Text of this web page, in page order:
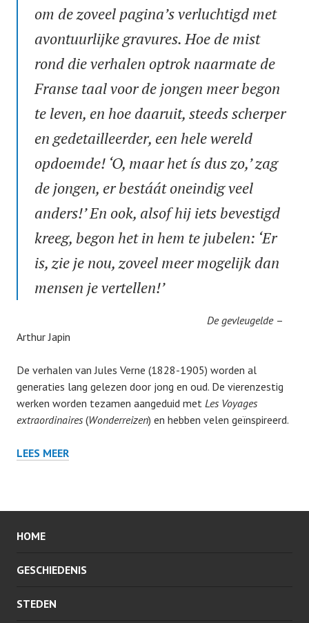
om de zoveel pagina’s verluchtigd met
avontuurlijke gravures. Hoe de mist
rond die verhalen optrok naarmate de
Franse taal voor de jongen meer begon
te leven, en hoe daaruit, steeds scherper
en gedetailleerder, een hele wereld
opdoemde! ‘O, maar het ís dus zo,’ zag
de jongen, er bestáát oneindig veel
anders!’ En ook, alsof hij iets bevestigd
kreeg, begon het in hem te jubelen: ‘Er
is, zie je nou, zoveel meer mogelijk dan
mensen je vertellen!’
De gevleugelde –
Arthur Japin
De verhalen van Jules Verne (1828-1905) worden al
generaties lang gelezen door jong en oud. De vierenzestig
werken worden tezamen aangeduid met Les Voyages
extraordinaires (Wonderreizen) en hebben velen geïnspireerd.
LEES MEER
HOME
GESCHIEDENIS
STEDEN